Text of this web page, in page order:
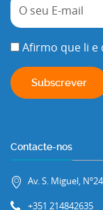
Afirmo que li e
Contacte-nos
Av. S. Miguel,
+351 214842635